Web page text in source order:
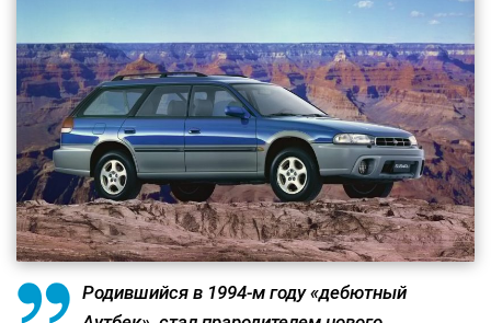
Родившийся в 1994-м году «дебютный